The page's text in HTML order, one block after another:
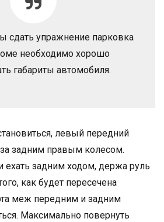
сдать упражнение парковка
необходимо хорошо
габариты автомобиля.
левый передний
задним правым колесом.
ехать задним ходом, держа руль
как будет пересечена
меж передним и задним
Максимально повернуть